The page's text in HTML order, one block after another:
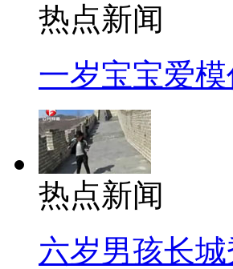
热点新闻
一岁宝宝爱
热点新闻
六岁男孩长